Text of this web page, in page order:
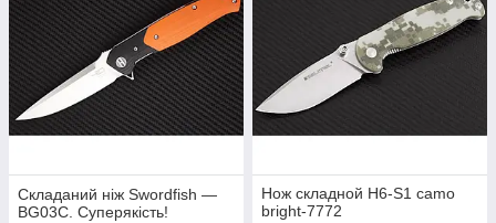
Складаний ніж Swordfish —
BG03C. Суперякість!
Нож складной H6-S1 camo
bright-7772